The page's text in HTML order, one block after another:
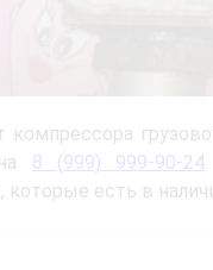
компрессора
8 (999) 999-90-24
есть в